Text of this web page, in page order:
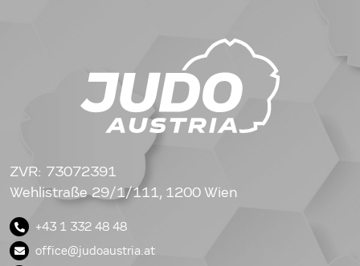
ZVR: 73072391
Wehlistraße 29/1/111, 1200 Wien
+43 1 332 48 48
office@judoaustria.at